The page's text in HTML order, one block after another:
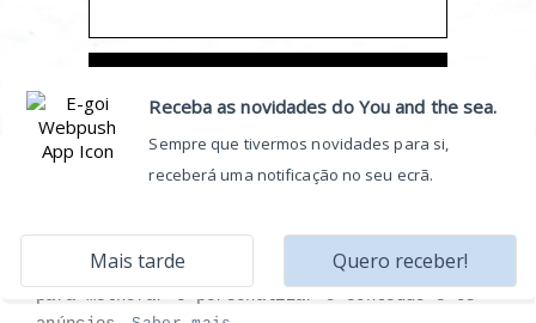
Sobre as Cookies Neste Site
informações sobre o desempenho e o uso do
site, para fornecer funções de redes sociais e
para melhorar e personalizar o conteúdo e os